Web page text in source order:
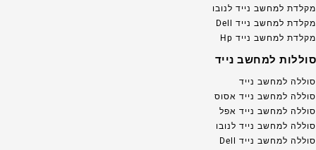
מקלדת למחשב נייד לנובו
מקלדת למחשב נייד Dell
מקלדת למחשב נייד Hp
סוללות למחשב נייד
סוללה למחשב נייד
סוללה למחשב נייד אסוס
סוללה למחשב נייד אפל
סוללה למחשב נייד לנובו
סוללה למחשב נייד Dell